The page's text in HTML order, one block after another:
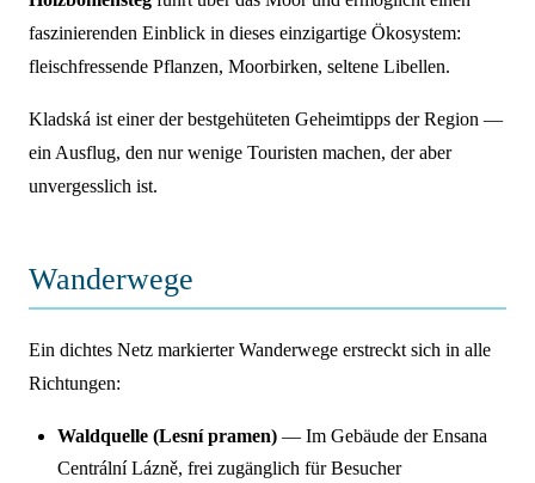
faszinierenden Einblick in dieses einzigartige Ökosystem:
fleischfressende Pflanzen, Moorbirken, seltene Libellen.
Kladská ist einer der bestgehüteten Geheimtipps der Region —
ein Ausflug, den nur wenige Touristen machen, der aber
unvergesslich ist.
Wanderwege
Ein dichtes Netz markierter Wanderwege erstreckt sich in alle
Richtungen:
Waldquelle (Lesní pramen) — Im Gebäude der Ensana
Centrální Lázně, frei zugänglich für Besucher